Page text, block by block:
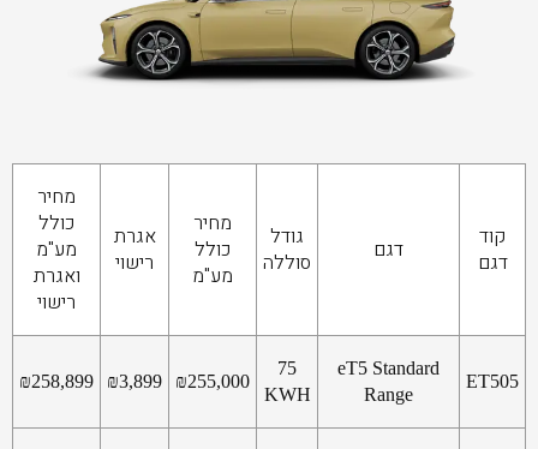
קוד
דגם
דגם
גודל
סוללה
מחיר
כולל
מע"מ
אגרת
רישוי
מחיר
כולל
מע"מ
ואגרת
רישוי
ET505
eT5 Standard
Range
75
KWH
₪255,000
₪3,899
₪258,899